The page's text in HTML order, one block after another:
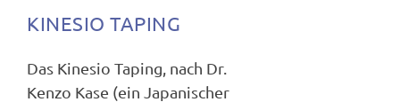
KINESIO TAPING
Das Kinesio Taping, nach Dr.
Kenzo Kase (ein Japanischer